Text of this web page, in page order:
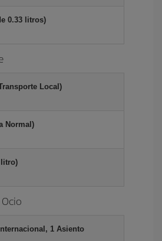
0.33 litros)
Local)
Normal)
litro)
1 Asiento